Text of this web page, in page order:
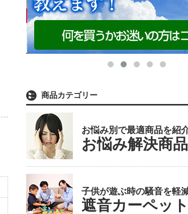
商品カテゴリー
お悩み別で最適商品を紹
お悩み解決商
子供が遊ぶ時の騒音を軽
遮音カーペッ